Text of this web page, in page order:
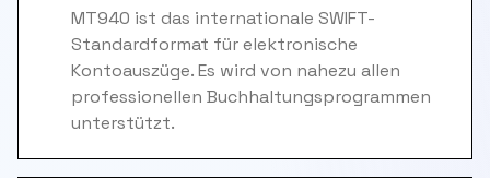
MT940 ist das internationale SWIFT-
Standardformat für elektronische
Kontoauszüge. Es wird von nahezu allen
professionellen Buchhaltungsprogrammen
unterstützt.